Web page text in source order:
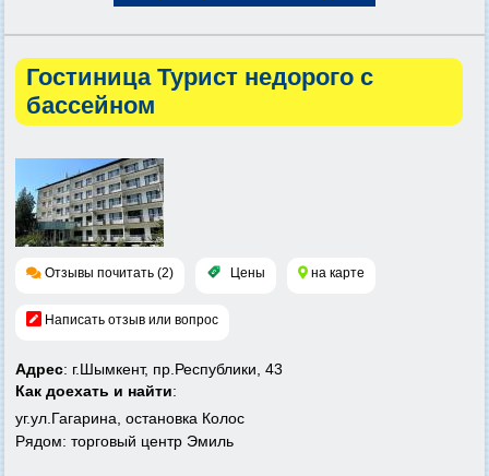
Гостиница Турист недорого с
бассейном
Отзывы почитать (2) Цены на карте
Написать отзыв или вопрос
Адрес: г.Шымкент, пр.Республики, 43
Как доехать и найти:
уг.ул.Гагарина, остановка Колос
Рядом: торговый центр Эмиль